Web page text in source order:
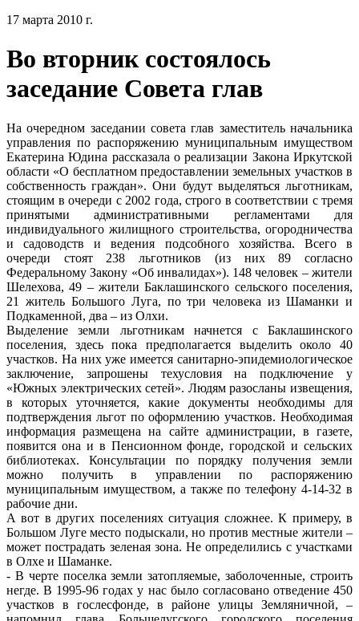
17 марта 2010 г.
Во вторник состоялось
заседание Совета глав
На очередном заседании совета глав заместитель начальника
управления по распоряжению муниципальным имуществом
Екатерина Юдина рассказала о реализации Закона Иркутской
области «О бесплатном предоставлении земельных участков в
собственность граждан». Они будут выделяться льготникам,
стоящим в очереди с 2002 года, строго в соответствии с тремя
принятыми административными регламентами для
индивидуального жилищного строительства, огородничества
и садоводств и ведения подсобного хозяйства. Всего в
очереди стоят 238 льготников (из них 89 согласно
Федеральному Закону «Об инвалидах»). 148 человек – жители
Шелехова, 49 – жители Баклашинского сельского поселения,
21 житель Большого Луга, по три человека из Шаманки и
Подкаменной, два – из Олхи.
Выделение земли льготникам начнется с Баклашинского
поселения, здесь пока предполагается выделить около 40
участков. На них уже имеется санитарно-эпидемиологическое
заключение, запрошены техусловия на подключение у
«Южных электрических сетей». Людям разосланы извещения,
в которых уточняется, какие документы необходимы для
подтверждения льгот по оформлению участков. Необходимая
информация размещена на сайте администрации, в газете,
появится она и в Пенсионном фонде, городской и сельских
библиотеках. Консультации по порядку получения земли
можно получить в управлении по распоряжению
муниципальным имуществом, а также по телефону 4-14-32 в
рабочие дни.
А вот в других поселениях ситуация сложнее. К примеру, в
Большом Луге место подыскали, но против местные жители –
может пострадать зеленая зона. Не определились с участками
в Олхе и Шаманке.
- В черте поселка земли затопляемые, заболоченные, строить
негде. В 1995-96 годах у нас было согласовано отведение 450
участков в гослесфонде, в районе улицы Земляничной, –